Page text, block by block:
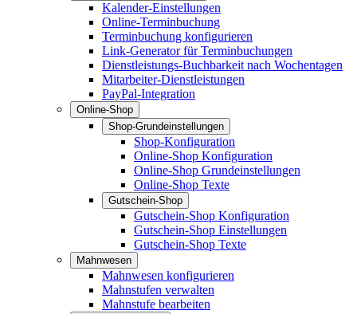
Kalender-Einstellungen
Online-Terminbuchung
Terminbuchung konfigurieren
Link-Generator für Terminbuchungen
Dienstleistungs-Buchbarkeit nach Wochentagen
Mitarbeiter-Dienstleistungen
PayPal-Integration
Online-Shop
Shop-Grundeinstellungen
Shop-Konfiguration
Online-Shop Konfiguration
Online-Shop Grundeinstellungen
Online-Shop Texte
Gutschein-Shop
Gutschein-Shop Konfiguration
Gutschein-Shop Einstellungen
Gutschein-Shop Texte
Mahnwesen
Mahnwesen konfigurieren
Mahnstufen verwalten
Mahnstufe bearbeiten